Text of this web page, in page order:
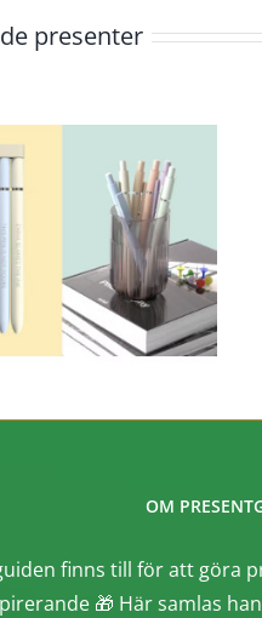
presenter
OM
finns till för att göra
🎁 Här samlas